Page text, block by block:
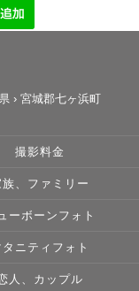
› 宮城郡七ヶ浜町
撮影料金
族、ファミリー
ーボーンフォト
タニティフォト
人、カップル